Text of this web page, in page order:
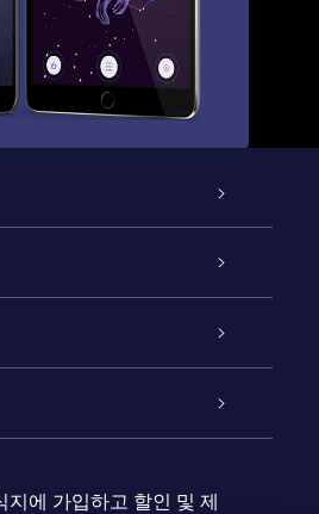
지에 가입하고 할인 및 제